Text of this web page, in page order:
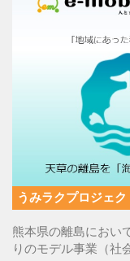
うみラクプロジェ
熊本県の離島におい
りのモデル事業（社